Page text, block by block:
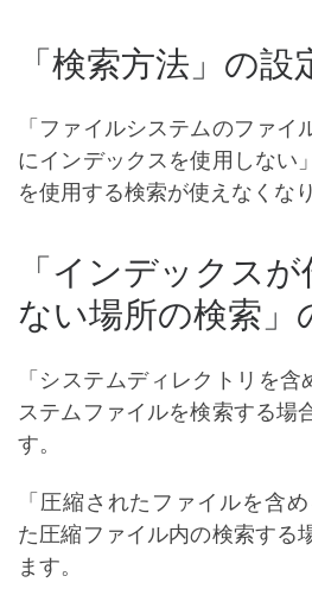
「検索方法」の設
「ファイルシステムのファ
にインデックスを使用しない
を使用する検索が使えなくなり
「インデックス
ない場所の検索」
「システムディレクトリを含
ステムファイルを検索する場
す。
「圧縮されたファイルを含
た圧縮ファイル内の検索する
ます。